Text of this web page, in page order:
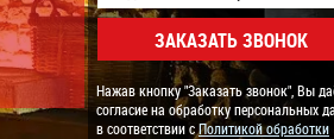
Нажав кнопку "Заказать звонок", Вы
согласие на обработку персональных
в соответствии сПолитикой обработки